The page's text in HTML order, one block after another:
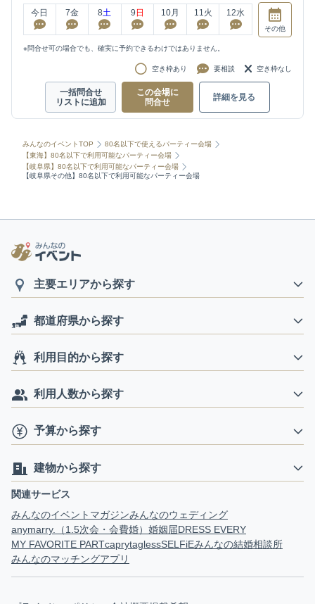
今日 7金 8土 9 日 10月 11火 12水
その他
※問合せ可の場合でも、確実に予約できるわけではありません。
空き枠あり 要相談 空き枠なし
一括問合せ
リストに追加
この会場に
問合せ
詳細を見る
みんなのイベントTOP
80名以下で使えるパーティー会場
【東海】80名以下で利用可能なパーティー会場
【岐阜県】80名以下で利用可能なパーティー会場
【岐阜県その他】80名以下で利用可能なパーティー会場
主要エリアから探す
都道府県から探す
利用目的から探す
利用人数から探す
予算から探す
建物から探す
関連サービス
みんなのイベントマガジンみんなのウェディング
anymarry.（1.5次会・会費婚） 婚姻届DRESS EVERY
MY FAVORITE PARTcaprytaglessSELFiEみんなの結婚相談所
みんなのマッチングアプリ